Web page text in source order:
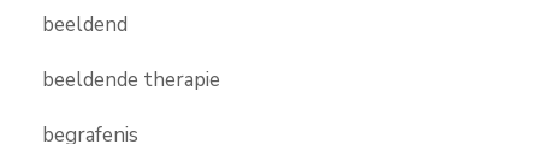
beeldend
beeldende therapie
begrafenis